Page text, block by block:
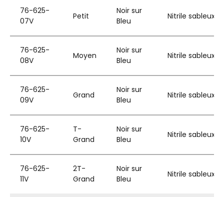
76-625-
07V
Petit
Noir sur
Bleu
Nitrile sableux
76-625-
08V
Moyen
Noir sur
Bleu
Nitrile sableux
76-625-
09V
Grand
Noir sur
Bleu
Nitrile sableux
76-625-
10V
T-
Grand
Noir sur
Bleu
Nitrile sableux
76-625-
11V
2T-
Grand
Noir sur
Bleu
Nitrile sableux